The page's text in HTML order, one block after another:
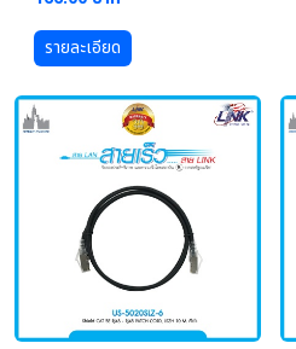
รายละเอียด